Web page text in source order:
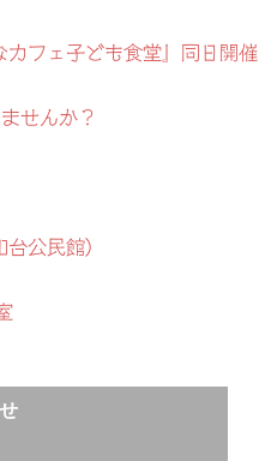
フェ子ども食堂』同日開催
せんか？
公民館）